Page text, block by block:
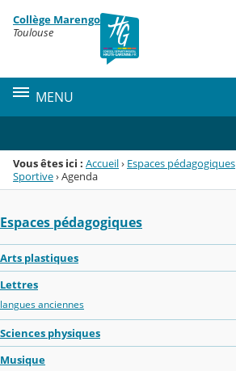
Menu de la rubrique
Contenu
Collège Marengo
Toulouse
MENU
Vous êtes ici : Accueil› Espaces pédagogiques
Sportive›Agenda
Espaces pédagogiques
Arts plastiques
Lettres
langues anciennes
Sciences physiques
Musique